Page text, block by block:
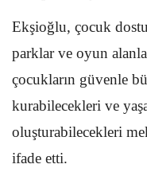
Ekşioğlu, çocuk dostu
parklar ve oyun
çocukların güvenle
kurabilecekleri ve
oluşturabilecekleri
ifade etti.